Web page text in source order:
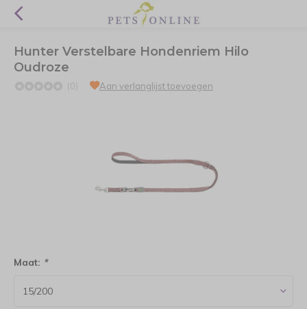
Hunter Verstelbare Hondenriem Hilo
Oudroze
(0) Aan verlanglijst toevoegen
Maat: *